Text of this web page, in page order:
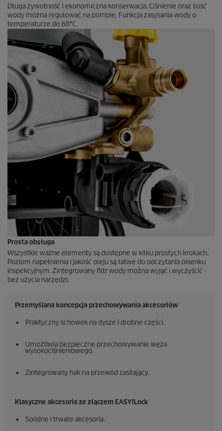
Długa żywotność i ekonomiczna konserwacja. Ciśnienie oraz ilość
wody można regulować na pompie. Funkcja zasysania wody o
temperaturze do 60°C.
Prosta obsługa
Wszystkie ważne elementy są dostępne w kilku prostych krokach.
Poziom napełnienia i jakość oleju są łatwe do odczytania okienku
inspekcyjnym. Zintegrowany filtr wody można wyjąć i wyczyścić
bez użycia narzędzi.
Przemyślana koncepcja przechowywania akcesoriów
Praktyczny schowek na dysze i drobne części.
Umożliwia bezpieczne przechowywanie węża
wysokociśnieniowego.
Zintegrowany hak na przewód zasilający.
Klasyczne akcesoria ze złączem EASY!Lock
Solidne i trwałe akcesoria.